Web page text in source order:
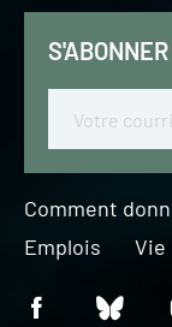
S'ABONNER
Comment
Emplois
Vie